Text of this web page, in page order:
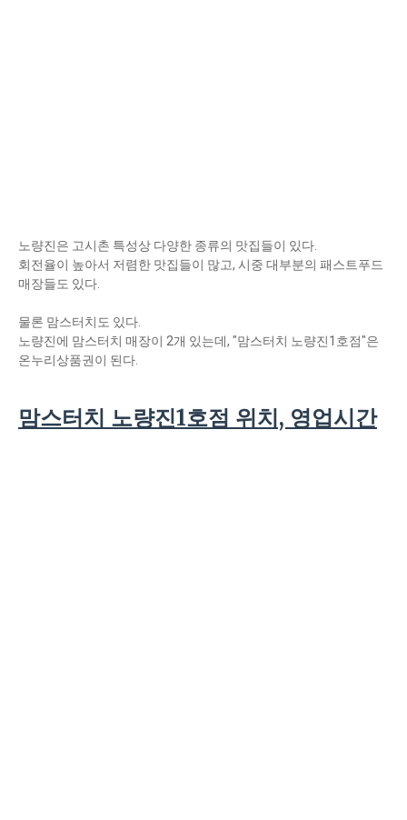
노량진은 고시촌 특성상 다양한 종류의 맛집들이 있다.
회전율이 높아서 저렴한 맛집들이 많고, 시중 대부분의 패스트푸드
매장들도 있다.
물론 맘스터치도 있다.
노량진에 맘스터치 매장이 2개 있는데, "맘스터치 노량진1호점"은
온누리상품권이 된다.
맘스터치 노량진1호점 위치, 영업시간